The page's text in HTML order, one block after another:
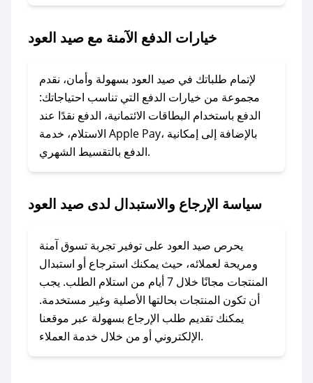
2. الصقه في خانة الدفع عند التسوق من صيد العود.
### ماذا أفعل إذا لم يعمل كود الخصم؟
الرسائل الخاصة على تويتر أو البريد الإلكتروني،
وسنقوم بحل المشكلة في أسرع وقت ممكن.
### ماذا أفعل إذا لم أجد كود خصم لمتجري
المفضل؟
في حال عدم توفر كوبونات لمتجرك المفضل، يمكنك
أسرع وقت ممكن.
### كيف تحصل على كوبونات خصم حصرية من
صيد العود؟
للحصول على كوبونات وخصومات حصرية، قم بما
يلي:
- اضغط على أيقونة متابعة لمتجر صيد العود في
تطبيق صحصح.
خيارات الدفع الآمنة مع صيد العود
لإتمام طلباتك في صيد العود بسهولة وأمان، نقدم
مجموعة من خيارات الدفع التي تناسب احتياجاتك:
الدفع باستخدام البطاقات الائتمانية، الدفع نقدًا عند
الاستلام، خدمة Apple Pay، بالإضافة إلى إمكانية
الدفع بالتقسيط الشهري.
سياسة الإرجاع والاستبدال لدى صيد العود
يحرص صيد العود على توفير تجربة تسوق آمنة
ومريحة لعملائه، حيث يمكنك استرجاع أو استبدال
المنتجات مجانًا خلال 7 أيام من استلام الطلب. يجب
أن تكون المنتجات بحالتها الأصلية وغير مستخدمة.
يمكنك تقديم طلب الإرجاع بسهولة عبر موقعنا
الإلكتروني أو من خلال خدمة العملاء.